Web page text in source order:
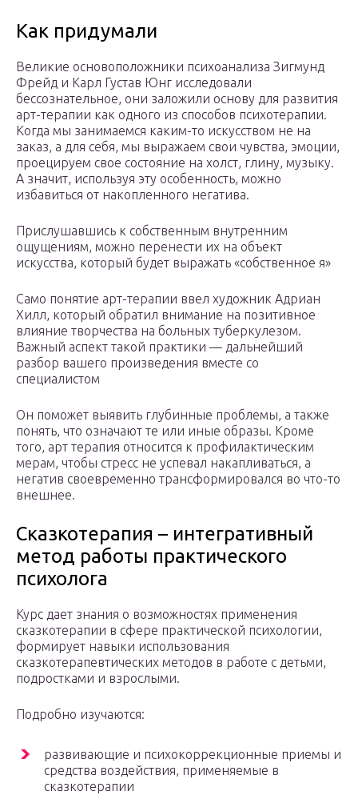
Как придумали
Великие основоположники психоанализа Зигмунд
Фрейд и Карл Густав Юнг исследовали
бессознательное, они заложили основу для развития
арт-терапии как одного из способов психотерапии.
Когда мы занимаемся каким-то искусством не на
заказ, а для себя, мы выражаем свои чувства, эмоции,
проецируем свое состояние на холст, глину, музыку.
А значит, используя эту особенность, можно
избавиться от накопленного негатива.
Прислушавшись к собственным внутренним
ощущениям, можно перенести их на объект
искусства, который будет выражать «собственное я»
Само понятие арт-терапии ввел художник Адриан
Хилл, который обратил внимание на позитивное
влияние творчества на больных туберкулезом.
Важный аспект такой практики — дальнейший
разбор вашего произведения вместе со
специалистом
Он поможет выявить глубинные проблемы, а также
понять, что означают те или иные образы. Кроме
того, арт терапия относится к профилактическим
мерам, чтобы стресс не успевал накапливаться, а
негатив своевременно трансформировался во что-то
внешнее.
Сказкотерапия – интегративный
метод работы практического
психолога
Курс дает знания о возможностях применения
сказкотерапии в сфере практической психологии,
формирует навыки использования
сказкотерапевтических методов в работе с детьми,
подростками и взрослыми.
Подробно изучаются:
развивающие и психокоррекционные приемы и
средства воздействия, применяемые в
сказкотерапии